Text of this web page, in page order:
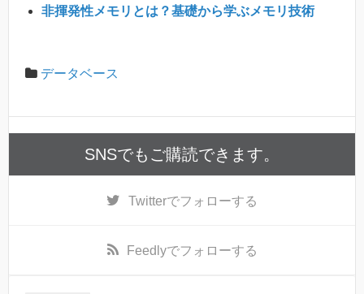
非揮発性メモリとは？基礎から学ぶメモリ技術
データベース
SNSでもご購読できます。
Twitterでフォローする
Feedlyでフォローする